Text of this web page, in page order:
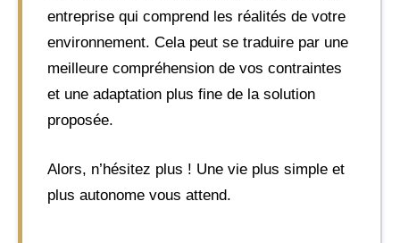
entreprise qui comprend les réalités de votre
environnement. Cela peut se traduire par une
meilleure compréhension de vos contraintes
et une adaptation plus fine de la solution
proposée.
Alors, n’hésitez plus ! Une vie plus simple et
plus autonome vous attend.